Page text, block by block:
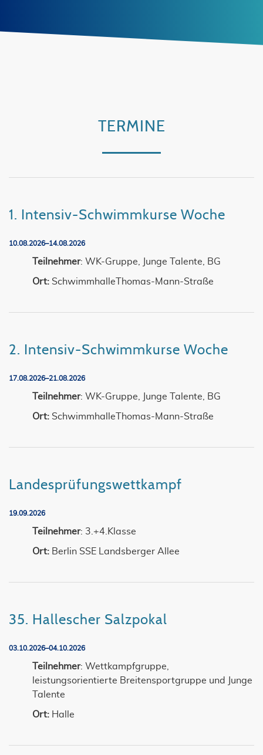
TERMINE
1. Intensiv-Schwimmkurse Woche
10.08.2026–14.08.2026
Teilnehmer: WK-Gruppe, Junge Talente, BG
Ort: SchwimmhalleThomas-Mann-Straße
2. Intensiv-Schwimmkurse Woche
17.08.2026–21.08.2026
Teilnehmer: WK-Gruppe, Junge Talente, BG
Ort: SchwimmhalleThomas-Mann-Straße
Landesprüfungswettkampf
19.09.2026
Teilnehmer: 3.+4.Klasse
Ort: Berlin SSE Landsberger Allee
35. Hallescher Salzpokal
03.10.2026–04.10.2026
Teilnehmer: Wettkampfgruppe,
leistungsorientierte Breitensportgruppe und Junge
Talente
Ort: Halle